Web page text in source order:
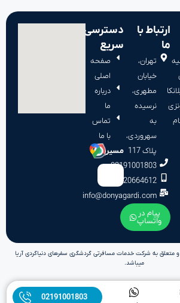
ارتباط با
ما
تهران،
خیابان
مطهری،
نرسیده
به
سهروردی،
پلاک 117
02191001803
09120664612
info@donyagardi.com
پیام در
واتساپ
دسترسی
سریع
صفحه
اصلی
درباره
ما
تماس
با ما
مسیریابی:
به شرکت خدمات مسافرتی گردشگری سفرهای دنیاگردی آریا
میباشد.
02191001803